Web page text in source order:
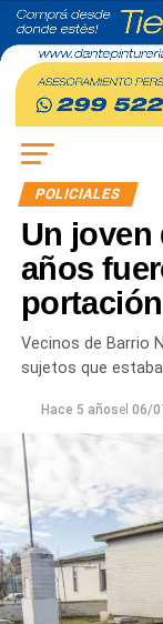
POLICIALES
Un joven
años
Vecinos de Barrio
sujetos que
Hace 5 añosel 06/